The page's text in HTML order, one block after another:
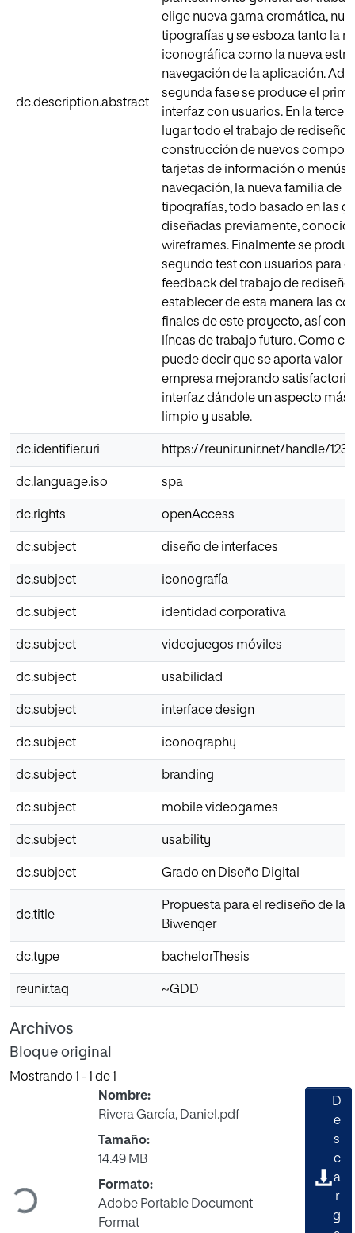
dc.description.abstract
elige nueva gama cromática,
tipografías y se esboza tanto la
iconográfica como la nueva
navegación de la aplicación.
segunda fase se produce el
interfaz con usuarios. En la
lugar todo el trabajo de rediseño
construcción de nuevos
tarjetas de información o menús
navegación, la nueva familia de
tipografías, todo basado en las
diseñadas previamente,
wireframes. Finalmente se
segundo test con usuarios para
feedback del trabajo de rediseño
establecer de esta manera las
finales de este proyecto, así
líneas de trabajo futuro. Como
puede decir que se aporta valor
empresa mejorando
interfaz dándole un aspecto más
limpio y usable.
dc.identifier.uri https://reunir.unir.net/handle/
dc.language.iso spa
dc.rights openAccess
dc.subject diseño de interfaces
dc.subject iconografía
dc.subject identidad corporativa
dc.subject videojuegos móviles
dc.subject usabilidad
dc.subject interface design
dc.subject iconography
dc.subject branding
dc.subject mobile videogames
dc.subject usability
dc.subject Grado en Diseño Digital
dc.title
Propuesta para el rediseño de la
Biwenger
dc.type bachelorThesis
reunir.tag ~GDD
Archivos
Bloque original
Mostrando 1 - 1 de 1
Cargando...
Nombre:
Rivera García, Daniel.pdf
Tamaño:
14.49 MB
Formato:
Adobe Portable Document
Format
D
e
s
c
a
r
g